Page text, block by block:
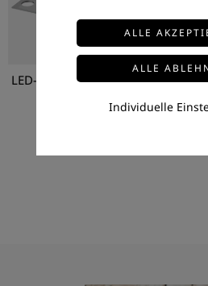
LED-TROCKENBAUPROFIL LP-
LED-TrokenbauprofilIndividuelle